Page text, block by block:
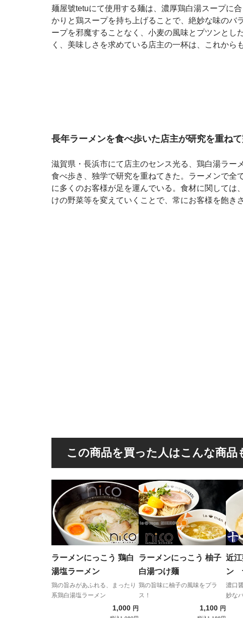
麺屋號tetuにて使用する麺は、濃厚鶏白湯スープに
かりと鶏スープを持ち上げることで、絶妙な味のバ
ープを邪魔することなく、小麦の風味とプツンとし
く、美味しさを求めている店主の一杯は、これから
長年ラーメンを食べ歩いた店主が研究を重ね
滋賀県・長浜市にて店主のセンス光る、鶏白湯ラー
食べ歩き、独学で研究を重ねてきた。ラーメンで全
に多くのお客様が足を運んでいる。食材に関して
けの野菜等を変えていくことで、常にお客様を飽き
この商品を買った人はこんな商品
ラーメンにっこう 鶏白
湯塩ラーメン
鶏の旨みがあふれる、まったり
系鶏白湯塩ラーメン
1,000 円
ラーメンにっこう 柚子
白湯つけ麺
鶏の旨味に柚子の風味をプラ
ス！
1,100 円
近
ン
湯
出汁
濃口
妙な